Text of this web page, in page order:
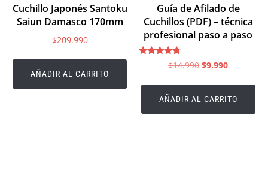
Cuchillo Japonés Santoku
Saiun Damasco 170mm
$209.990
AÑADIR AL CARRITO
Guía de Afilado de
Cuchillos (PDF) – técnica
profesional paso a paso
Valorado
de 5
$14.990 $9.990
AÑADIR AL CARRITO